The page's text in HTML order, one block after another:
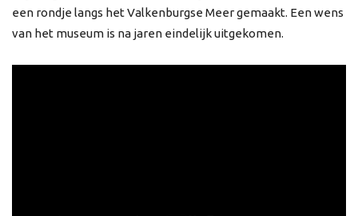
een rondje langs het Valkenburgse Meer gemaakt. Een wens
van het museum is na jaren eindelijk uitgekomen.